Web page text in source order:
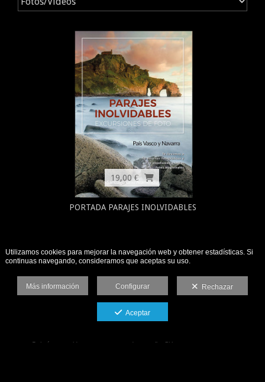
19,00 €
PORTADA PARAJES INOLVIDABLES
Utilizamos cookies para mejorar la navegación web y obtener estadísticas. Si
continuas navegando, consideramos que aceptas su uso.
Más información Configurar Rechazar
Aceptar
Galería protegida contra capturas de pantalla: Si haces una captura se